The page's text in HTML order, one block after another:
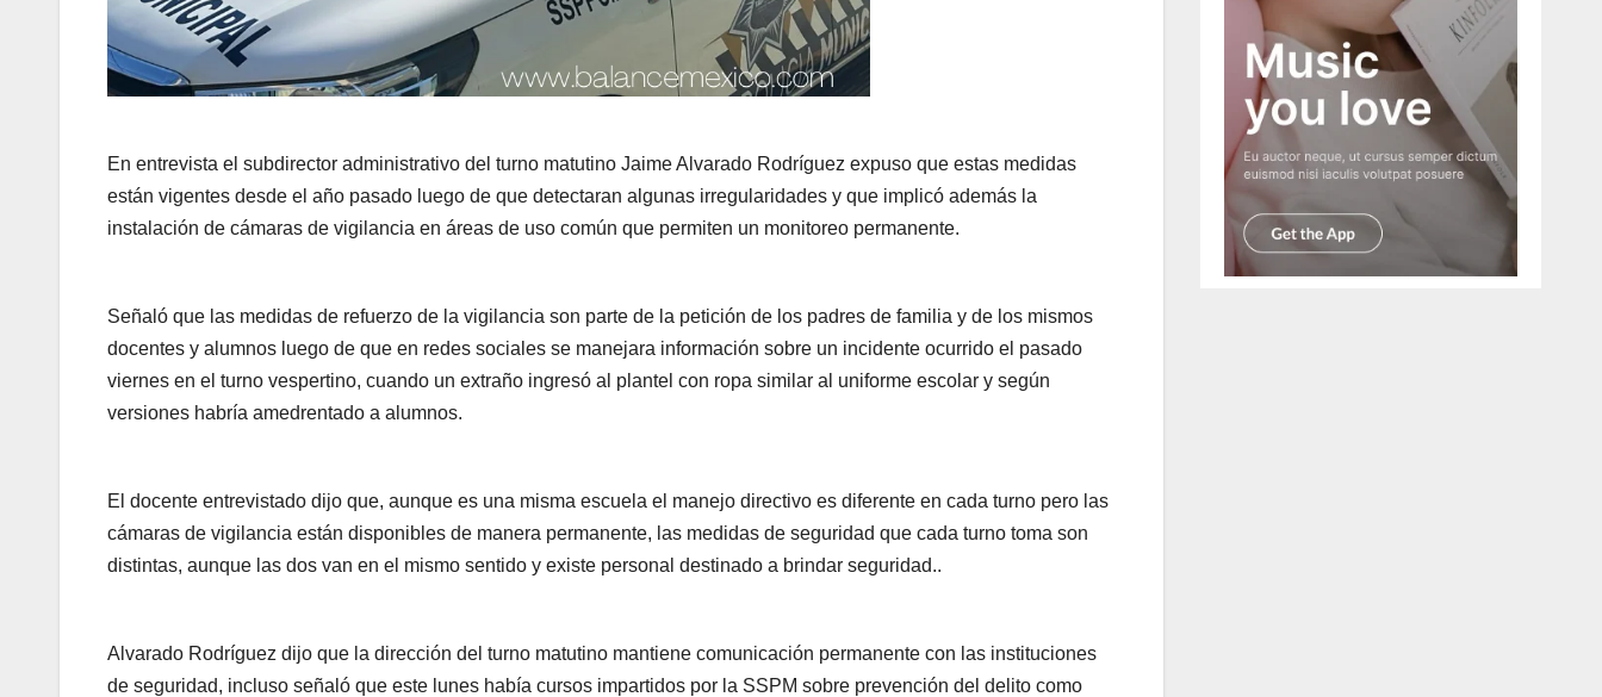
En entrevista el subdirector administrativo del turno matutino Jaime Alvarado Rodríguez expuso que estas medidas
están vigentes desde el año pasado luego de que detectaran algunas irregularidades y que implicó además la
instalación de cámaras de vigilancia en áreas de uso común que permiten un monitoreo permanente.
Señaló que las medidas de refuerzo de la vigilancia son parte de la petición de los padres de familia y de los mismos
docentes y alumnos luego de que en redes sociales se manejara información sobre un incidente ocurrido el pasado
viernes en el turno vespertino, cuando un extraño ingresó al plantel con ropa similar al uniforme escolar y según
versiones habría amedrentado a alumnos.
El docente entrevistado dijo que, aunque es una misma escuela el manejo directivo es diferente en cada turno pero las
cámaras de vigilancia están disponibles de manera permanente, las medidas de seguridad que cada turno toma son
distintas, aunque las dos van en el mismo sentido y existe personal destinado a brindar seguridad..
Alvarado Rodríguez dijo que la dirección del turno matutino mantiene comunicación permanente con las instituciones
de seguridad, incluso señaló que este lunes había cursos impartidos por la SSPM sobre prevención del delito como